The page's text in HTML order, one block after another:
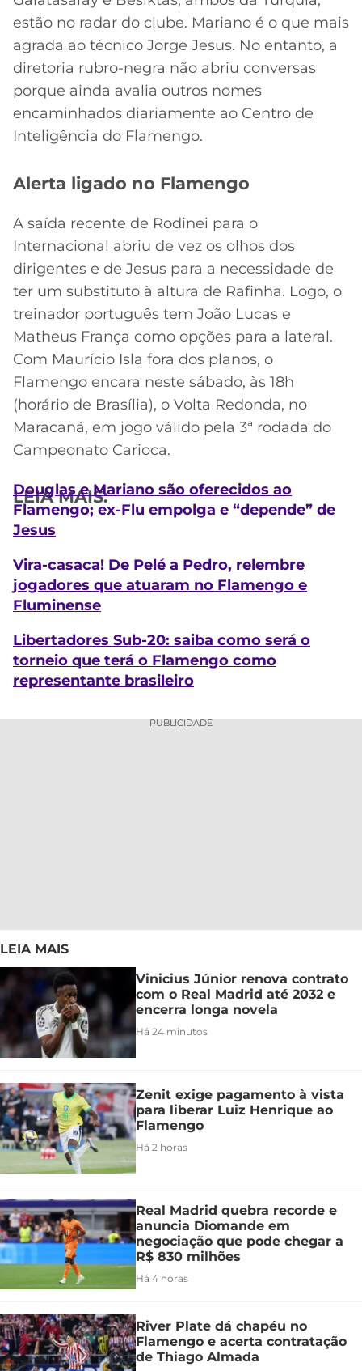
estão no radar do clube. Mariano é o que mais
agrada ao técnico Jorge Jesus. No entanto, a
diretoria rubro-negra não abriu conversas
porque ainda avalia outros nomes
encaminhados diariamente ao Centro de
Inteligência do Flamengo.
Alerta ligado no Flamengo
A saída recente de Rodinei para o
Internacional abriu de vez os olhos dos
dirigentes e de Jesus para a necessidade de
ter um substituto à altura de Rafinha. Logo, o
treinador português tem João Lucas e
Matheus França como opções para a lateral.
Com Maurício Isla fora dos planos, o
Flamengo encara neste sábado, às 18h
(horário de Brasília), o Volta Redonda, no
Maracanã, em jogo válido pela 3ª rodada do
Campeonato Carioca.
LEIA MAIS:
Douglas e Mariano são oferecidos ao
Flamengo; ex-Flu empolga e “depende” de
Jesus
Vira-casaca! De Pelé a Pedro, relembre
jogadores que atuaram no Flamengo e
Fluminense
Libertadores Sub-20: saiba como será o
torneio que terá o Flamengo como
representante brasileiro
PUBLICIDADE
LEIA MAIS
Vinicius Júnior renova contrato
com o Real Madrid até 2032 e
encerra longa novela
Há 24 minutos
Zenit exige pagamento à vista
para liberar Luiz Henrique ao
Flamengo
Há 2 horas
Real Madrid quebra recorde e
anuncia Diomande em
negociação que pode chegar a
R$ 830 milhões
Há 4 horas
River Plate dá chapéu no
Flamengo e acerta contratação
de Thiago Almada